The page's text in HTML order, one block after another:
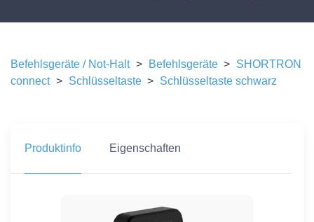
Befehlsgeräte / Not-Halt > Befehlsgeräte > SHORTRON
connect > Schlüsseltaste > Schlüsseltaste schwarz
Produktinfo Eigenschaften